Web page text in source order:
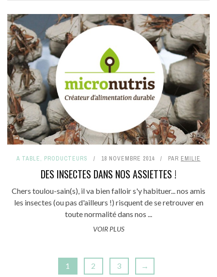
A TABLE, PRODUCTEURS 18 NOVEMBRE 2014 PAR EMILIE
DES INSECTES DANS NOS ASSIETTES !
Chers toulou-sain(s), il va bien falloir s'y habituer... nos amis
les insectes (ou pas d'ailleurs !) risquent de se retrouver en
toute normalité dans nos ...
VOIR PLUS
1 2 3 →